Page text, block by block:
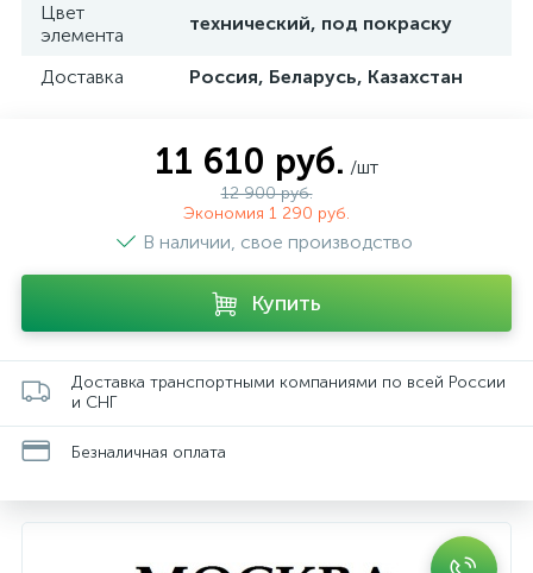
Цвет
элемента
технический, под покраску
Доставка Россия, Беларусь, Казахстан
11 610 руб. /шт
12 900 руб.
Экономия 1 290 руб.
В наличии, свое производство
Купить
Доставка транспортными компаниями по всей России
и СНГ
Безналичная оплата